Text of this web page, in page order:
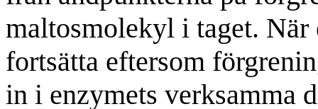
maltosmolekyl i taget. När
fortsätta eftersom
in i enzymets verksamma